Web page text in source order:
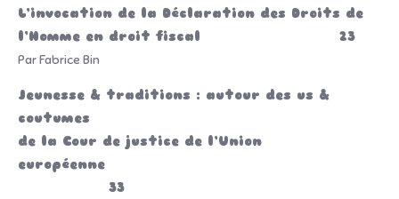
L’invocation de la Déclaration des Droits de
l’Homme en droit fiscal 23
Par Fabrice Bin
Jeunesse & traditions : autour des us &
coutumes
de la Cour de justice de l’Union
européenne
33